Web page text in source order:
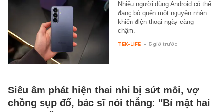
Nhiều người dùng Android có thể
đang bỏ quên một nguyên nhân
khiến điện thoại ngày càng
chậm.
TEK-LIFE - 5 giờ trước
Siêu âm phát hiện thai nhi bị sứt môi, vợ
chồng sụp đổ, bác sĩ nói thẳng: "Bí mật hai